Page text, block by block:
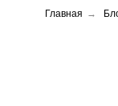
Главная →